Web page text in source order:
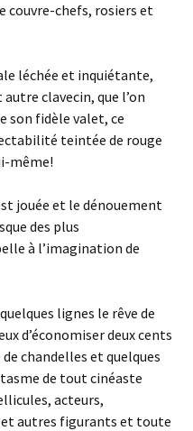
chefs, rosiers et
léchée et inquiétante,
clavecin, que l’on
son fidèle valet, ce
teintée de rouge
même!
jouée et le dénouement
des plus
à l’imagination de
lignes le rêve de
d’économiser deux cents
chandelles et quelques
de tout cinéaste
acteurs,
autres figurants et toute